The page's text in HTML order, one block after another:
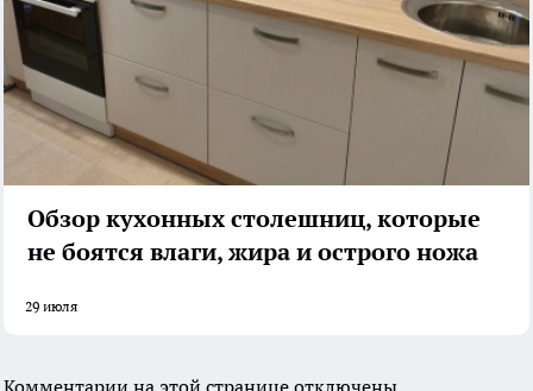
Обзор кухонных столешниц, которые
не боятся влаги, жира и острого ножа
29 июля